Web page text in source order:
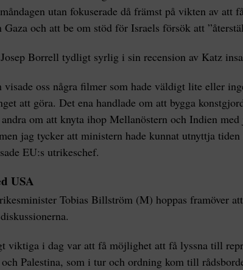
utan fokuserade då främst på vikten av att
Gaza och att be om stöd för Israels försök att
Borrell tydligt syrlig i sin recension av Katz
oss några filmer som hade väldigt lite eller
att göra. Det ena handlade om att bygga
om att knyta ihop Mellanöstern och Indien
jag tycker att ministern hade kunnat utnyttja tiden
EU:s utrikeschef.
USA
Tobias Billström (M) hoppas framöver
viktiga i dag var att få möjlighet att få lyssna till
Palestina, som i tur och ordning kom till